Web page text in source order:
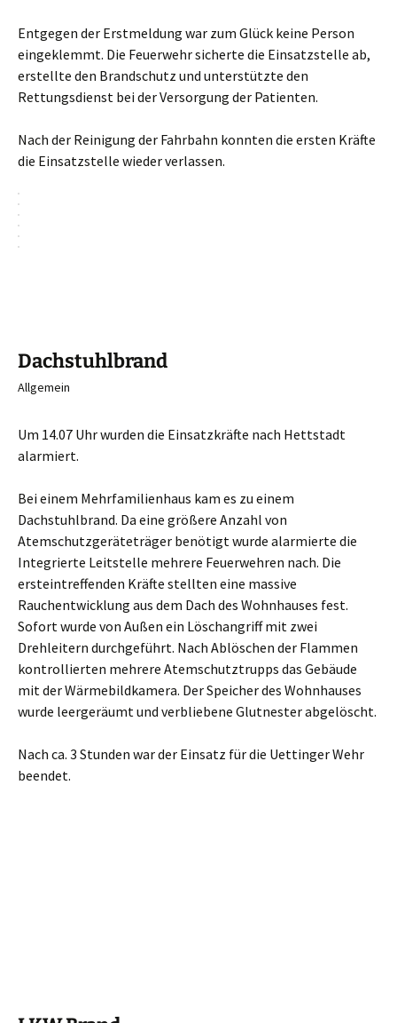
Entgegen der Erstmeldung war zum Glück keine Person
eingeklemmt. Die Feuerwehr sicherte die Einsatzstelle ab,
erstellte den Brandschutz und unterstützte den
Rettungsdienst bei der Versorgung der Patienten.
Nach der Reinigung der Fahrbahn konnten die ersten Kräfte
die Einsatzstelle wieder verlassen.
Dachstuhlbrand
Allgemein
Um 14.07 Uhr wurden die Einsatzkräfte nach Hettstadt
alarmiert.
Bei einem Mehrfamilienhaus kam es zu einem
Dachstuhlbrand. Da eine größere Anzahl von
Atemschutzgeräteträger benötigt wurde alarmierte die
Integrierte Leitstelle mehrere Feuerwehren nach. Die
ersteintreffenden Kräfte stellten eine massive
Rauchentwicklung aus dem Dach des Wohnhauses fest.
Sofort wurde von Außen ein Löschangriff mit zwei
Drehleitern durchgeführt. Nach Ablöschen der Flammen
kontrollierten mehrere Atemschutztrupps das Gebäude
mit der Wärmebildkamera. Der Speicher des Wohnhauses
wurde leergeräumt und verbliebene Glutnester abgelöscht.
Nach ca. 3 Stunden war der Einsatz für die Uettinger Wehr
beendet.